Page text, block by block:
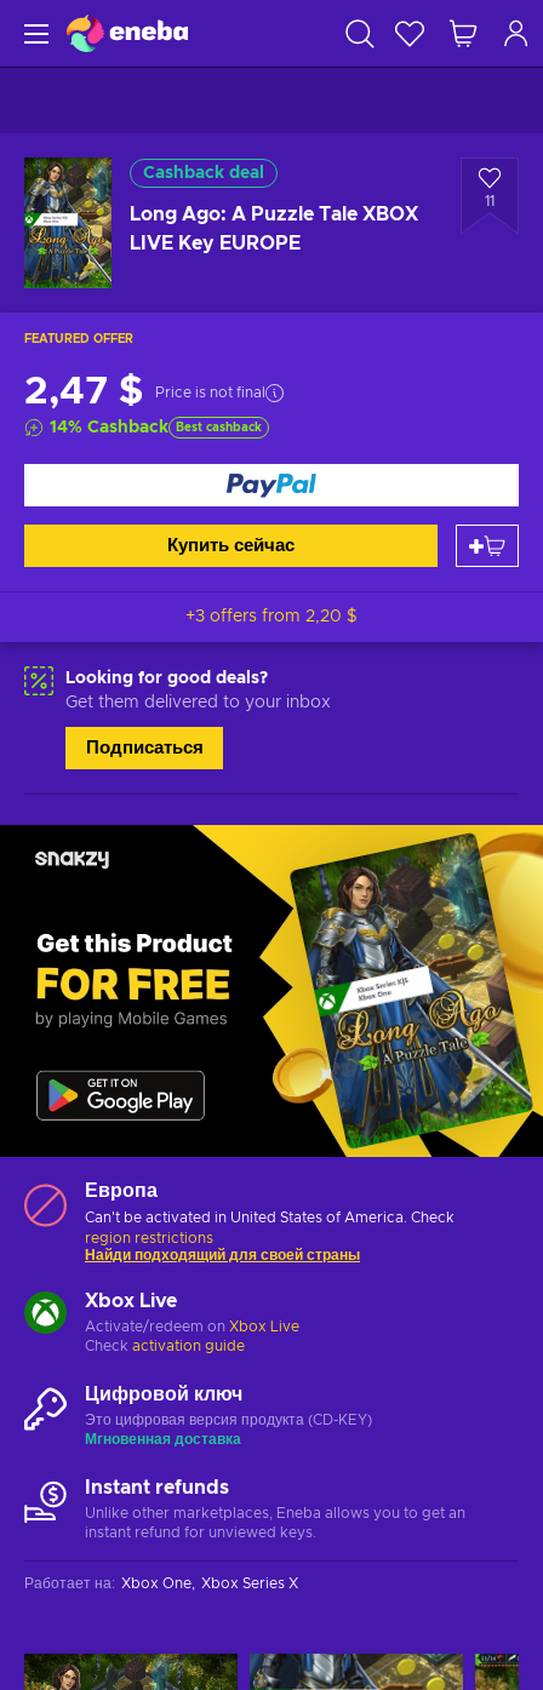
Cashback deal
Long Ago: A Puzzle Tale XBOX
LIVE Key EUROPE
11
FEATURED OFFER
2,47 $ Price is not final
14% Cashback Best cashback
Купить сейчас
+3 offers from 2,20 $
Looking for good deals?
Get them delivered to your inbox
Подписаться
Европа
Can't be activated in United States of America. Check
region restrictions
Найди подходящий для своей страны
Xbox Live
Activate/redeem on Xbox Live
Check activation guide
Цифровой ключ
Это цифровая версия продукта (CD-KEY)
Мгновенная доставка
Instant refunds
Unlike other marketplaces, Eneba allows you to get an
instant refund for unviewed keys.
Работает на: Xbox One Xbox Series X